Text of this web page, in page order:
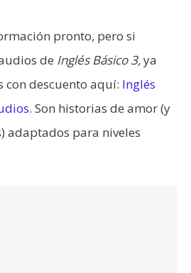
pronto, pero si
de Inglés Básico 3,ya
con descuento aquí: Inglés
. Son historias de amor (y
adaptados para niveles